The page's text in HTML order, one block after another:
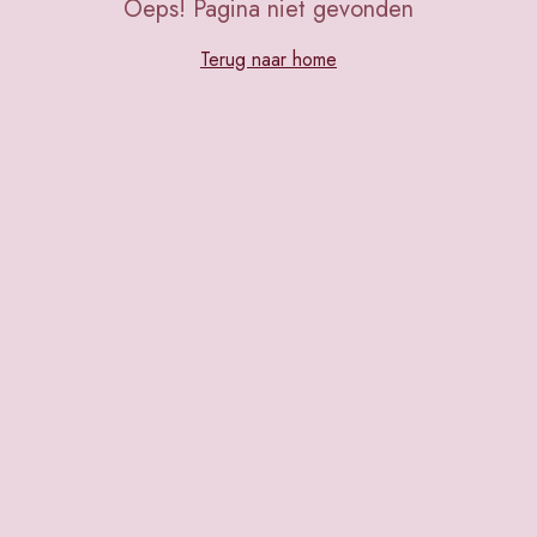
Oeps! Pagina niet gevonden
Terug naar home